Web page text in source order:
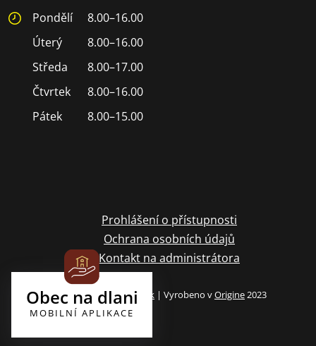
Pondělí
8.00–16.00
Úterý
8.00–16.00
Středa
8.00–17.00
Čtvrtek
8.00–16.00
Pátek
8.00–15.00
Prohlášení o přístupnosti
Ochrana osobních údajů
Kontakt na administrátora
Archiv webových stránek | Vyrobeno vOrigine 2023
Obec na dlani
MOBILNÍ APLIKACE